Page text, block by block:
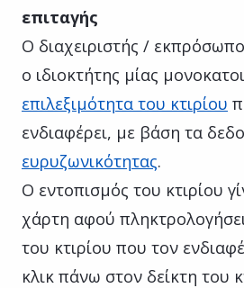
επιταγής
Ο διαχειριστής /
ο ιδιοκτήτης μίας
επιλεξιμότητα του κτιρίου
ενδιαφέρει, με βάση τα
ευρυζωνικότητας.
Ο εντοπισμός του κτιρίου
χάρτη αφού
του κτιρίου που τον
κλικ πάνω στον δείκτη του